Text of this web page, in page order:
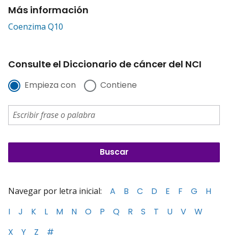
Más información
Coenzima Q10
Consulte el Diccionario de cáncer del NCI
Empieza con Contiene
Navegar por letra inicial: A B C D E F G
H
I
J K L M N O P Q R S T U V
W
X
Y Z #